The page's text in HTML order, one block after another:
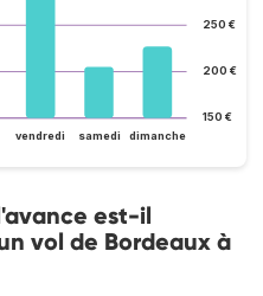
150 €
200 €
250 €
vendredi samedi dimanche
est-il
vol de Bordeaux à